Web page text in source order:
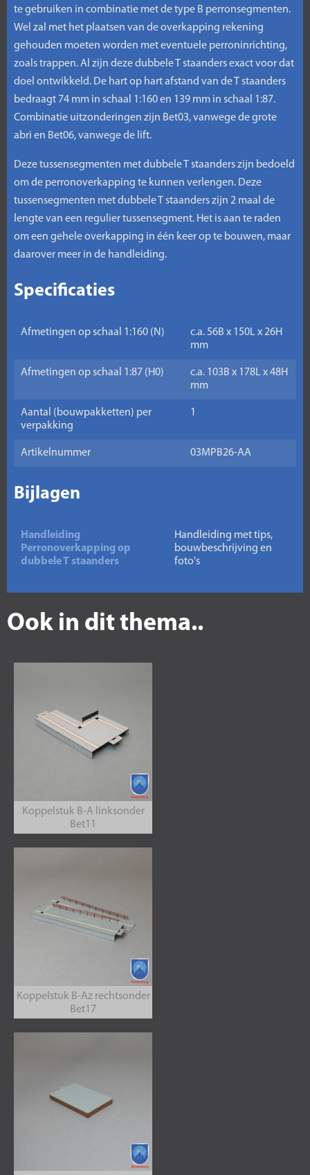
te gebruiken in combinatie met de type B perronsegmenten.
Wel zal met het plaatsen van de overkapping rekening
gehouden moeten worden met eventuele perroninrichting,
zoals trappen. Al zijn deze dubbele T staanders exact voor dat
doel ontwikkeld. De hart op hart afstand van de T staanders
bedraagt 74 mm in schaal 1:160 en 139 mm in schaal 1:87.
Combinatie uitzonderingen zijn Bet03, vanwege de grote
abri en Bet06, vanwege de lift.
Deze tussensegmenten met dubbele T staanders zijn bedoeld
om de perronoverkapping te kunnen verlengen. Deze
tussensegmenten met dubbele T staanders zijn 2 maal de
lengte van een regulier tussensegment. Het is aan te raden
om een gehele overkapping in één keer op te bouwen, maar
daarover meer in de handleiding.
Specificaties
Afmetingen op schaal 1:160 (N)
c.a. 56B x 150L x 26H
mm
Afmetingen op schaal 1:87 (H0)
c.a. 103B x 178L x 48H
mm
Aantal (bouwpakketten) per
verpakking
1
Artikelnummer 03MPB26-AA
Bijlagen
Handleiding
Perronoverkapping op
dubbele T staanders
Handleiding met tips,
bouwbeschrijving en
foto's
Ook in dit thema..
Koppelstuk B-A linksonder
Bet11
Koppelstuk B-Az rechtsonder
Bet17